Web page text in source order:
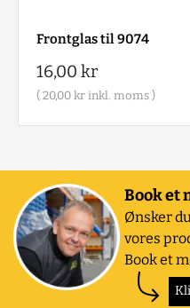
Frontglas til 9074
Salgspris
16,00 kr
( 20,00 kr inkl. moms )
Book et
Ønsker
vores
Book et